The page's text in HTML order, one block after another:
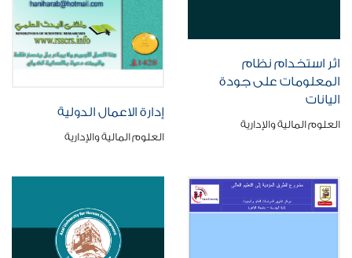
اثر استخدام نظام
المعلومات على جودة
اليانات
العلوم المالية والإدارية
إدارة الاعمال الدولية
العلوم المالية والإدارية